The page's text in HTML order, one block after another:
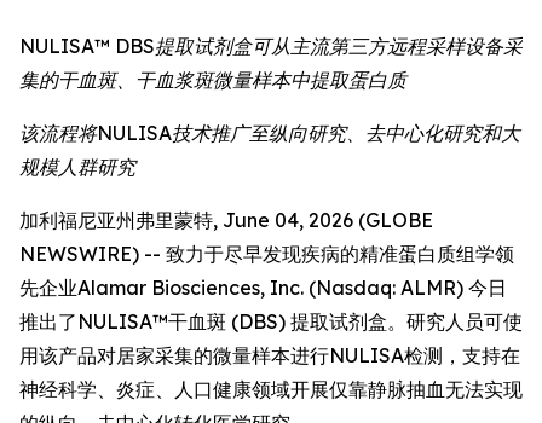
NULISA™ DBS提取试剂盒可从主流第三方远程采样设备采
集的干血斑、干血浆斑微量样本中提取蛋白质
该流程将NULISA技术推广至纵向研究、去中心化研究和大
规模人群研究
加利福尼亚州弗里蒙特, June 04, 2026 (GLOBE
NEWSWIRE) -- 致力于尽早发现疾病的精准蛋白质组学领
先企业Alamar Biosciences, Inc. (Nasdaq: ALMR) 今日
推出了NULISA™干血斑 (DBS) 提取试剂盒。研究人员可使
用该产品对居家采集的微量样本进行NULISA检测，支持在
神经科学、炎症、人口健康领域开展仅靠静脉抽血无法实现